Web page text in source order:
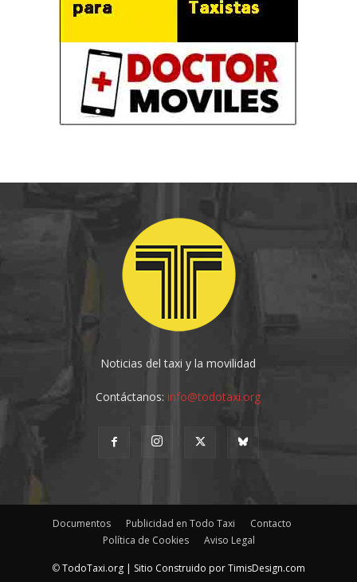
Noticias del taxi y la movilidad
Contáctanos:info@todotaxi.org
Documentos Publicidad en Todo Taxi
Contacto
Política de Cookies
Aviso Legal
©TodoTaxi.org | Sitio Construido porTimisDesign.com